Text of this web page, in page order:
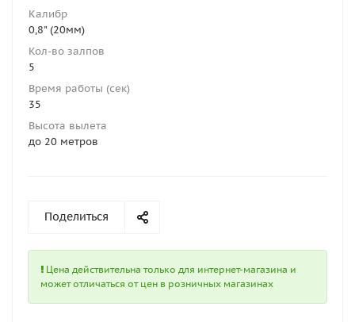
Калибр
0,8" (20мм)
Кол-во залпов
5
Время работы (сек)
35
Высота вылета
до 20 метров
Поделиться
Цена действительна только для интернет-магазина и
может отличаться от цен в розничных магазинах